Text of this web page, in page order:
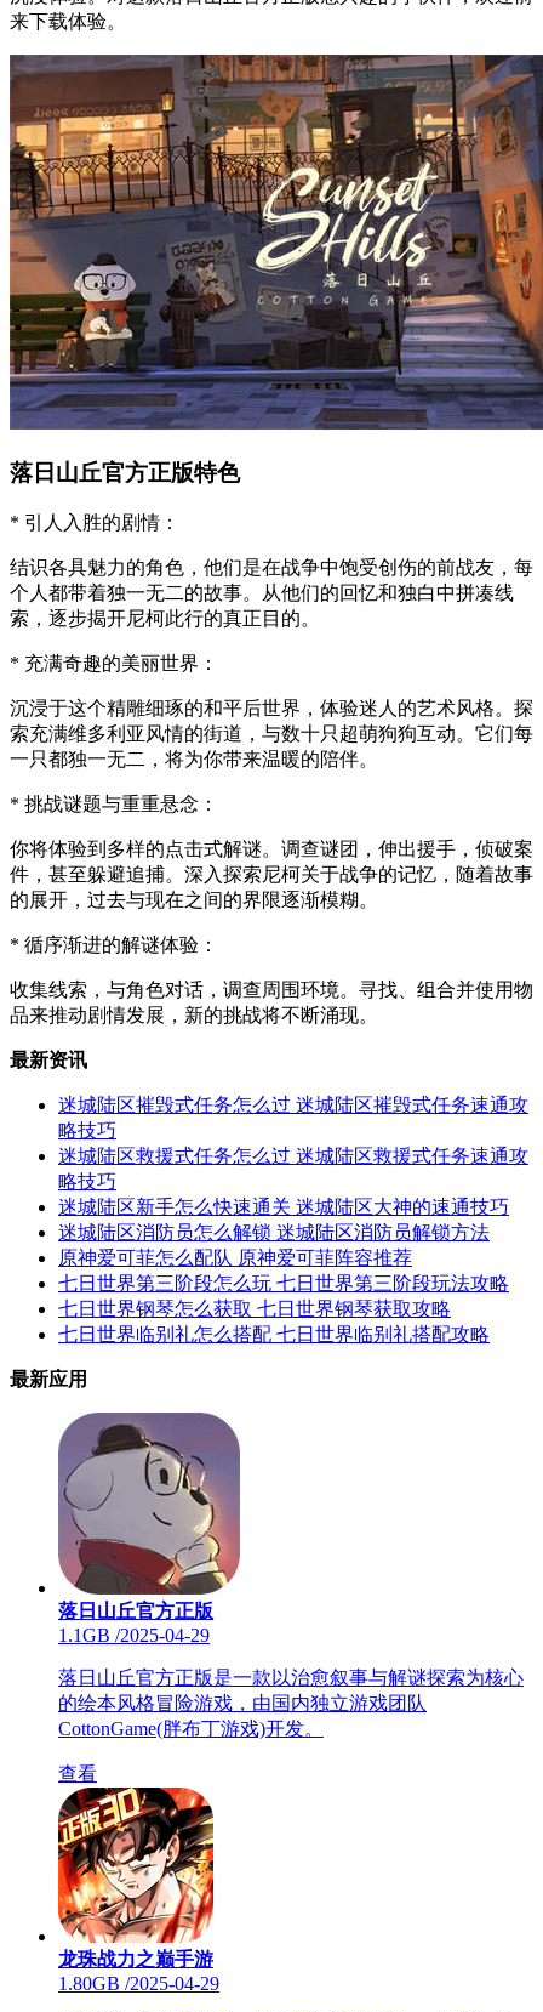
来下载体验。
落日山丘官方正版特色
* 引人入胜的剧情：
结识各具魅力的角色，他们是在战争中饱受创伤的前战友，每
个人都带着独一无二的故事。从他们的回忆和独白中拼凑线
索，逐步揭开尼柯此行的真正目的。
* 充满奇趣的美丽世界：
沉浸于这个精雕细琢的和平后世界，体验迷人的艺术风格。探
索充满维多利亚风情的街道，与数十只超萌狗狗互动。它们每
一只都独一无二，将为你带来温暖的陪伴。
* 挑战谜题与重重悬念：
你将体验到多样的点击式解谜。调查谜团，伸出援手，侦破案
件，甚至躲避追捕。深入探索尼柯关于战争的记忆，随着故事
的展开，过去与现在之间的界限逐渐模糊。
* 循序渐进的解谜体验：
收集线索，与角色对话，调查周围环境。寻找、组合并使用物
品来推动剧情发展，新的挑战将不断涌现。
最新资讯
迷城陆区摧毁式任务怎么过 迷城陆区摧毁式任务速通攻
略技巧
迷城陆区救援式任务怎么过 迷城陆区救援式任务速通攻
略技巧
迷城陆区新手怎么快速通关 迷城陆区大神的速通技巧
迷城陆区消防员怎么解锁 迷城陆区消防员解锁方法
原神爱可菲怎么配队 原神爱可菲阵容推荐
七日世界第三阶段怎么玩 七日世界第三阶段玩法攻略
七日世界钢琴怎么获取 七日世界钢琴获取攻略
七日世界临别礼怎么搭配 七日世界临别礼搭配攻略
最新应用
落日山丘官方正版
1.1GB /2025-04-29
落日山丘官方正版是一款以治愈叙事与解谜探索为核心
的绘本风格冒险游戏，由国内独立游戏团队
CottonGame(胖布丁游戏)开发。
查看
龙珠战力之巅手游
1.80GB /2025-04-29